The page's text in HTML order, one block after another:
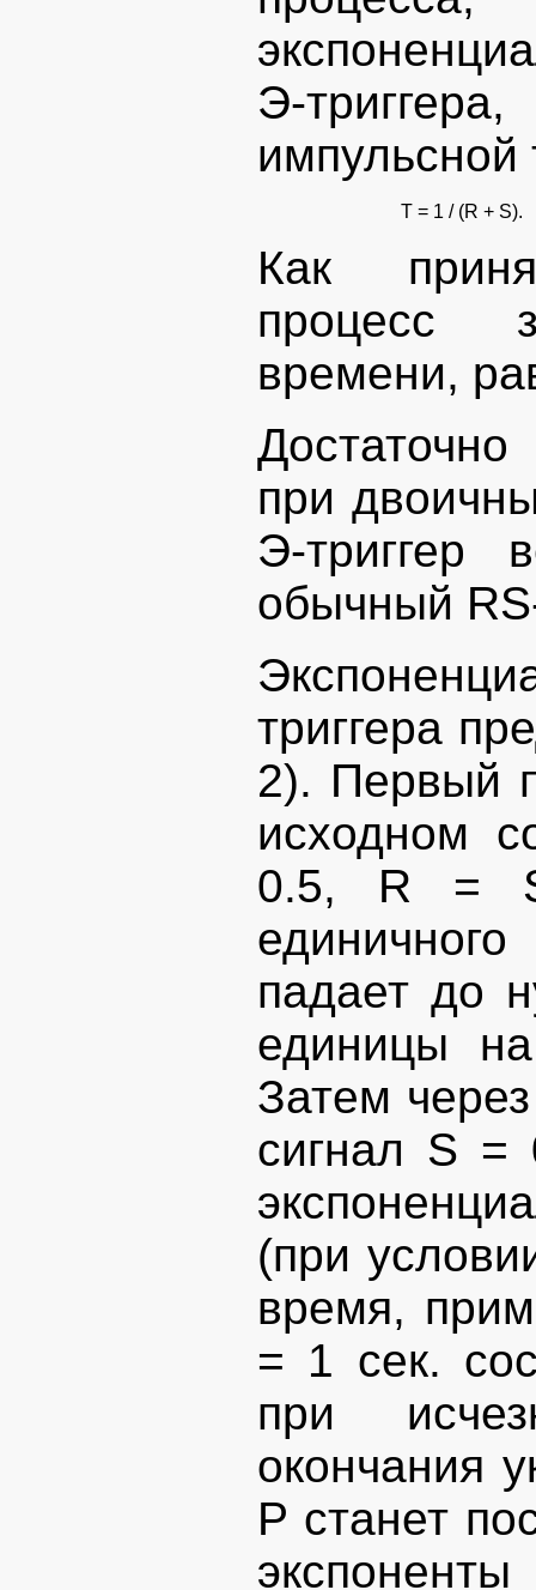
Э-
импульсной
T = 1 / (R + S).
Как
процесс
времени,
при
Э-
обычный
триггера
2). Первый
исходном
0.5, R =
падает до
единицы
Затем
сигнал S =
(при
время,
= 1 сек.
при
окончания
Р станет